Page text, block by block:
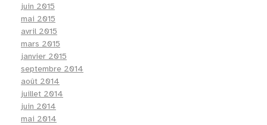
juin 2015
mai 2015
avril 2015
mars 2015
janvier 2015
septembre 2014
août 2014
juillet 2014
juin 2014
mai 2014